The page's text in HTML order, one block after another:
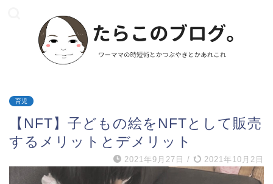
育児
【NFT】子どもの絵をNFTとして販売
するメリットとデメリット
2021年9月27日 / 2021年10月2日